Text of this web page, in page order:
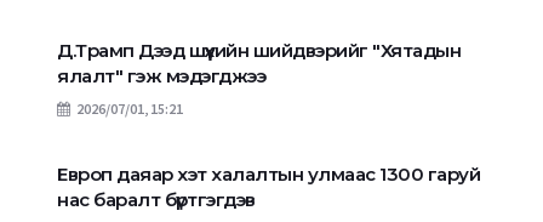
Д.Трамп Дээд шүүхийн шийдвэрийг "Хятадын
ялалт" гэж мэдэгджээ
2026/07/01, 15:21
Европ даяар хэт халалтын улмаас 1300 гаруй
нас баралт бүртгэгдэв